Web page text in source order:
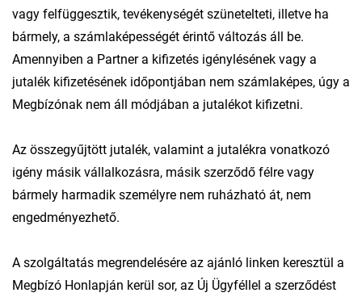
vagy felfüggesztik, tevékenységét szünetelteti, illetve ha
bármely, a számlaképességét érintő változás áll be.
Amennyiben a Partner a kifizetés igénylésének vagy a
jutalék kifizetésének időpontjában nem számlaképes, úgy a
Megbízónak nem áll módjában a jutalékot kifizetni.
Az összegyűjtött jutalék, valamint a jutalékra vonatkozó
igény másik vállalkozásra, másik szerződő félre vagy
bármely harmadik személyre nem ruházható át, nem
engedményezhető.
A szolgáltatás megrendelésére az ajánló linken keresztül a
Megbízó Honlapján kerül sor, az Új Ügyféllel a szerződést